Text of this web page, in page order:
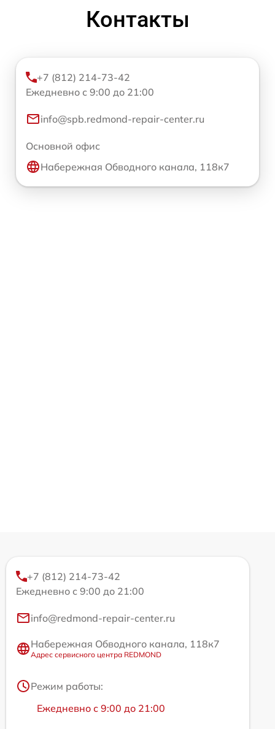
Контакты
+7 (812) 214-73-42
Ежедневно с 9:00 до 21:00
info@spb.redmond-repair-center.ru
Основной офис
Набережная Обводного канала, 118к7
+7 (812) 214-73-42
Ежедневно с 9:00 до 21:00
info@redmond-repair-center.ru
Набережная Обводного канала, 118к7
Адрес сервисного центра REDMOND
Режим работы:
Ежедневно с 9:00 до 21:00